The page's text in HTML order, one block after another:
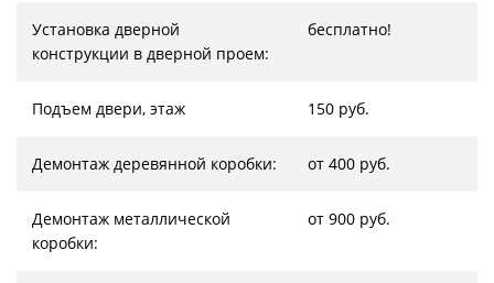
Установка дверной
конструкции в дверной проем:
бесплатно!
Подъем двери, этаж 150 руб.
Демонтаж деревянной коробки: от 400 руб.
Демонтаж металлической
коробки:
от 900 руб.